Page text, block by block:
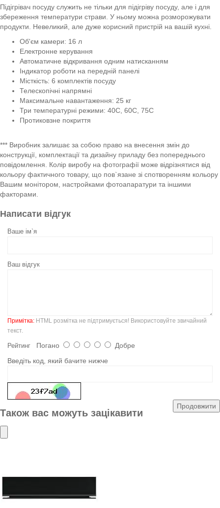
Підігрівач посуду служить не тільки для підігріву посуду, але і для
збереження температури страви. У ньому можна розморожувати
продукти. Невеликий, але дуже корисний пристрій на вашій кухні.
Об'єм камери: 16 л
Електронне керування
Автоматичне відкривання одним натисканням
Індикатор роботи на передній панелі
Місткість: 6 комплектів посуду
Телескопічні напрямні
Максимальне навантаження: 25 кг
Три температурні режими: 40C, 60С, 75C
Протиковзне покриття
*** Виробник залишає за собою право на внесення змін до
конструкції, комплектації та дизайну приладу без попереднього
повідомлення. Колір виробу на фотографії може відрізнятися від
кольору фактичного товару, що пов`язане зі спотворенням кольору
Вашим монітором, настройками фотоапаратури та іншими
факторами.
Написати відгук
Ваше ім`я
Ваш відгук
Примітка: HTML розмітка не підтримується! Використовуйте звичайний
текст.
Рейтинг Погано
Добре
Введіть код, який бачите нижче
Продовжити
Також вас можуть зацікавити